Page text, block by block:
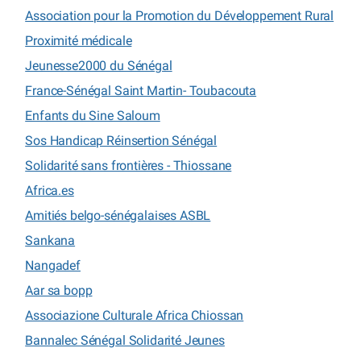
Association pour la Promotion du Développement Rural
Proximité médicale
Jeunesse2000 du Sénégal
France-Sénégal Saint Martin- Toubacouta
Enfants du Sine Saloum
Sos Handicap Réinsertion Sénégal
Solidarité sans frontières - Thiossane
Africa.es
Amitiés belgo-sénégalaises ASBL
Sankana
Nangadef
Aar sa bopp
Associazione Culturale Africa Chiossan
Bannalec Sénégal Solidarité Jeunes